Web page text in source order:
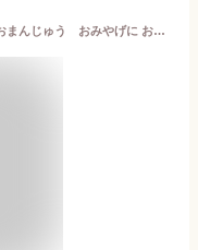
名物かまど 30個入り 香川の名物 おまんじゅう おみやげに お中元 ギフト 対応いたします